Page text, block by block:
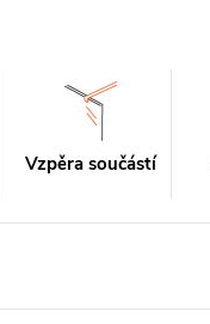
Vzpěra součástí